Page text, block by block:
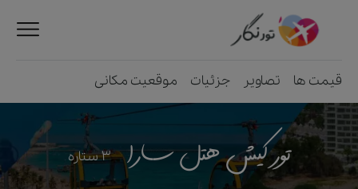
قیمت ها تصاویر جزئیات موقعیت مکانی
تور کیش هتل سارا 3ستاره